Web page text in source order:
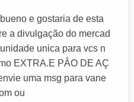
e gostaria de esta
a divulgação do mercad
unica para vcs n
EXTRA.E PÂO DE AÇ
uma msg para vane
ou